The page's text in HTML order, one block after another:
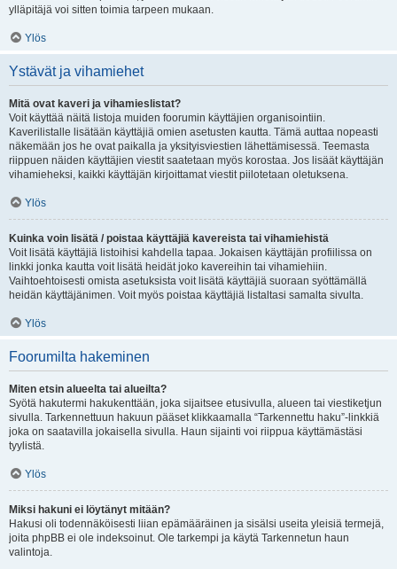
ylläpitäjä voi sitten toimia tarpeen mukaan.
Ylös
Ystävät ja vihamiehet
Mitä ovat kaveri ja vihamieslistat?
Voit käyttää näitä listoja muiden foorumin käyttäjien organisointiin.
Kaverilistalle lisätään käyttäjiä omien asetusten kautta. Tämä auttaa nopeasti
näkemään jos he ovat paikalla ja yksityisviestien lähettämisessä. Teemasta
riippuen näiden käyttäjien viestit saatetaan myös korostaa. Jos lisäät käyttäjän
vihamieheksi, kaikki käyttäjän kirjoittamat viestit piilotetaan oletuksena.
Ylös
Kuinka voin lisätä / poistaa käyttäjiä kavereista tai vihamiehistä
Voit lisätä käyttäjiä listoihisi kahdella tapaa. Jokaisen käyttäjän profiilissa on
linkki jonka kautta voit lisätä heidät joko kavereihin tai vihamiehiin.
Vaihtoehtoisesti omista asetuksista voit lisätä käyttäjiä suoraan syöttämällä
heidän käyttäjänimen. Voit myös poistaa käyttäjiä listaltasi samalta sivulta.
Ylös
Foorumilta hakeminen
Miten etsin alueelta tai alueilta?
Syötä hakutermi hakukenttään, joka sijaitsee etusivulla, alueen tai viestiketjun
sivulla. Tarkennettuun hakuun pääset klikkaamalla “Tarkennettu haku”-linkkiä
joka on saatavilla jokaisella sivulla. Haun sijainti voi riippua käyttämästäsi
tyylistä.
Ylös
Miksi hakuni ei löytänyt mitään?
Hakusi oli todennäköisesti liian epämääräinen ja sisälsi useita yleisiä termejä,
joita phpBB ei ole indeksoinut. Ole tarkempi ja käytä Tarkennetun haun
valintoja.